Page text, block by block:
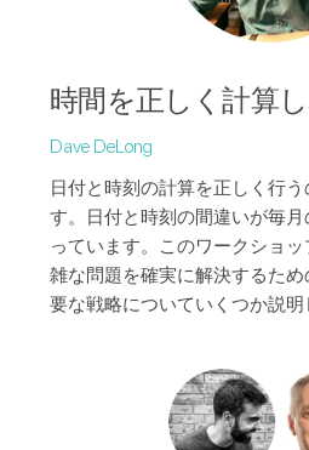
時間を正しく計算
Dave DeLong
日付と時刻の計算を正しく行
す。日付と時刻の間違いが毎
っています。このワークショ
雑な問題を確実に解決するた
要な戦略についていくつか説明